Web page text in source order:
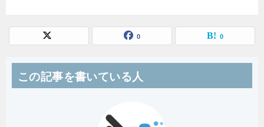
0 0
この記事を書いている人